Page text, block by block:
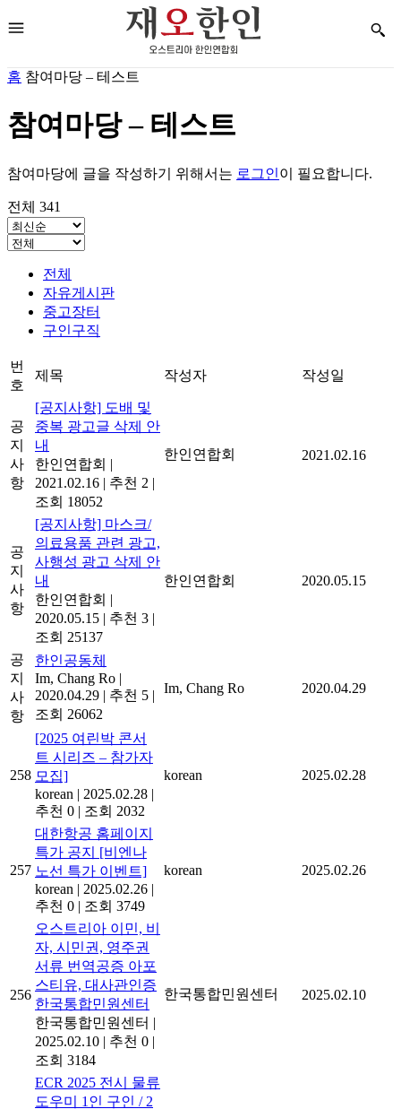
홈 참여마당 – 테스트
참여마당 – 테스트
참여마당에 글을 작성하기 위해서는 로그인이 필요합니다.
전체 341
전체
자유게시판
중고장터
구인구직
번
호
제목 작성자 작성일
공
지
사
항
[공지사항] 도배 및
중복 광고글 삭제 안
내
한인연합회 |
2021.02.16 | 추천 2 |
조회 18052
한인연합회 2021.02.16
공
지
사
항
[공지사항] 마스크/
의료용품 관련 광고,
사행성 광고 삭제 안
내
한인연합회 |
2020.05.15 | 추천 3 |
조회 25137
한인연합회 2020.05.15
공
지
사
항
한인공동체
Im, Chang Ro |
2020.04.29 | 추천 5 |
조회 26062
Im, Chang Ro 2020.04.29
258
[2025 여린박 콘서
트 시리즈 – 참가자
모집]
korean | 2025.02.28 |
추천 0 | 조회 2032
korean 2025.02.28
257
대한항공 홈페이지
특가 공지 [비엔나
노선 특가 이벤트]
korean | 2025.02.26 |
추천 0 | 조회 3749
korean 2025.02.26
256
오스트리아 이민, 비
자, 시민권, 영주권
서류 번역공증 아포
스티유, 대사관인증
한국통합민원센터
한국통합민원센터 |
2025.02.10 | 추천 0 |
조회 3184
한국통합민원센터 2025.02.10
ECR 2025 전시 물류
도우미 1인 구인 / 2